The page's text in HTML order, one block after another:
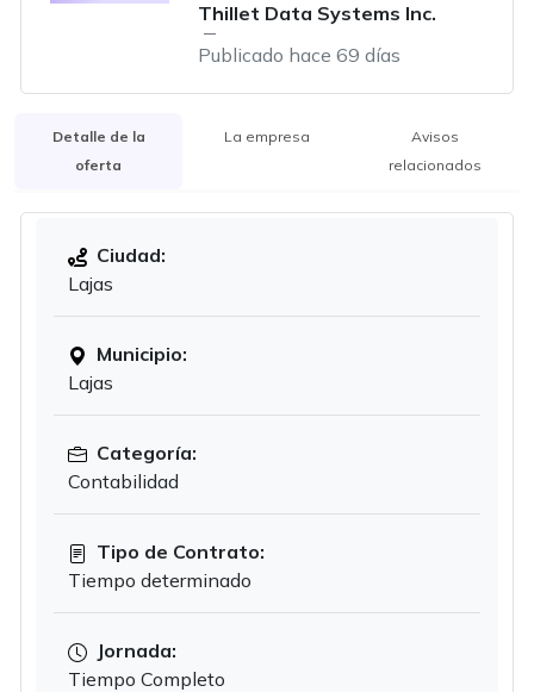
Thillet Data Systems Inc.
Publicado hace 69 días
Detalle de la
oferta
La empresa
Avisos
relacionados
Ciudad:
Lajas
Municipio:
Lajas
Categoría:
Contabilidad
Tipo de Contrato:
Tiempo determinado
Jornada:
Tiempo Completo